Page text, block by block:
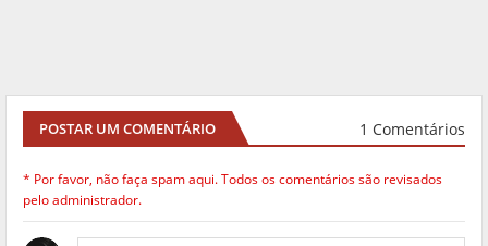
POSTAR UM COMENTÁRIO 1 Comentários
* Por favor, não faça spam aqui. Todos os comentários são revisados
pelo administrador.